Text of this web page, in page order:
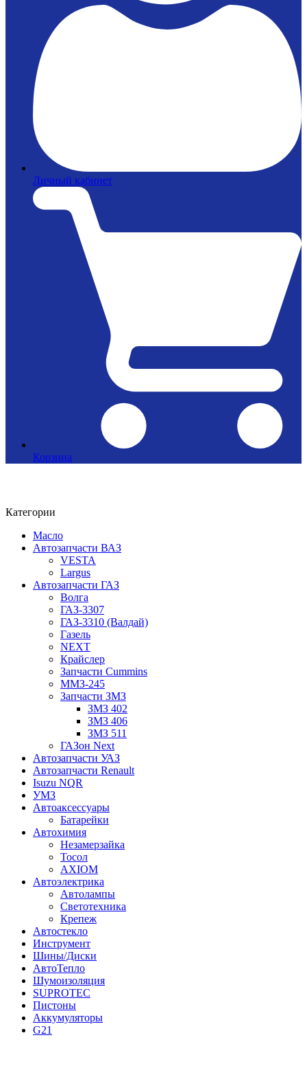
Личный кабинет
Корзина
Категории
Масло
Автозапчасти ВАЗ
VESTA
Largus
Автозапчасти ГАЗ
Волга
ГАЗ-3307
ГАЗ-3310 (Валдай)
Газель
NEXT
Крайслер
Запчасти Cummins
ММЗ-245
Запчасти ЗМЗ
ЗМЗ 402
ЗМЗ 406
ЗМЗ 511
ГАЗон Next
Автозапчасти УАЗ
Автозапчасти Renault
Isuzu NQR
УМЗ
Автоаксессуары
Батарейки
Автохимия
Незамерзайка
Тосол
AXIOM
Автоэлектрика
Автолампы
Светотехника
Крепеж
Автостекло
Инструмент
Шины/Диски
АвтоТепло
Шумоизоляция
SUPROTEC
Пистоны
Аккумуляторы
G21